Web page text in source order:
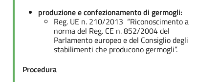
produzione e confezionamento di germogli:
Reg. UE n. 210/2013 “Riconoscimento a
norma del Reg. CE n. 852/2004 del
Parlamento europeo e del Consiglio degli
stabilimenti che producono germogli”.
Procedura